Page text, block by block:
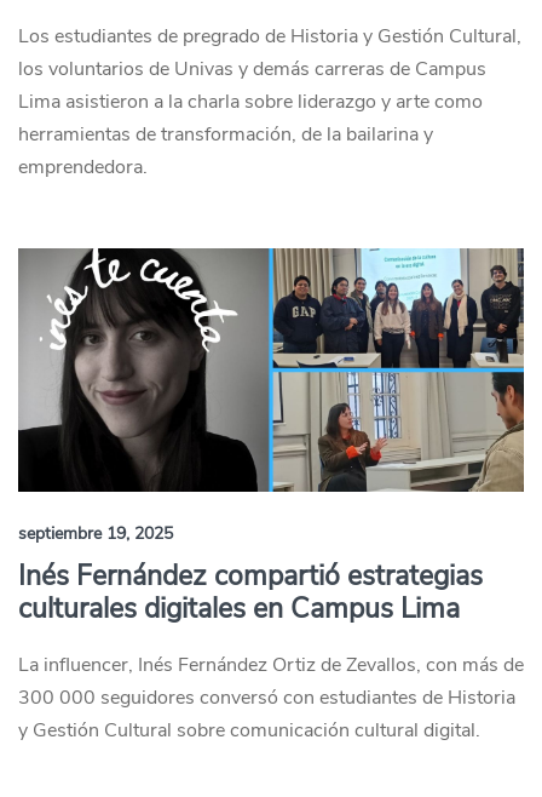
Los estudiantes de pregrado de Historia y Gestión Cultural,
los voluntarios de Univas y demás carreras de Campus
Lima asistieron a la charla sobre liderazgo y arte como
herramientas de transformación, de la bailarina y
emprendedora.
septiembre 19, 2025
Inés Fernández compartió estrategias
culturales digitales en Campus Lima
La influencer, Inés Fernández Ortiz de Zevallos, con más de
300 000 seguidores conversó con estudiantes de Historia
y Gestión Cultural sobre comunicación cultural digital.